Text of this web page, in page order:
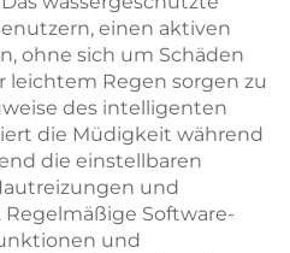
einen aktiven
ohne sich um Schäden
Regen sorgen zu
des intelligenten
die Müdigkeit während
die einstellbaren
und
Software-
und